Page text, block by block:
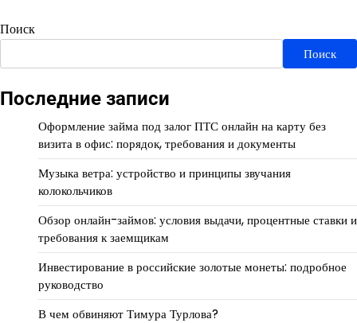
Поиск
Поиск
Последние записи
Оформление займа под залог ПТС онлайн на карту без
визита в офис: порядок, требования и документы
Музыка ветра: устройство и принципы звучания
колокольчиков
Обзор онлайн-займов: условия выдачи, процентные ставки и
требования к заемщикам
Инвестирование в российские золотые монеты: подробное
руководство
В чем обвиняют Тимура Турлова?